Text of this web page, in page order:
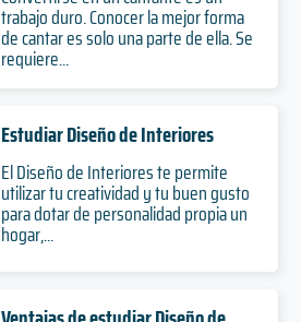
trabajo duro. Conocer la mejor forma
de cantar es solo una parte de ella. Se
requiere...
Estudiar Diseño de Interiores
El Diseño de Interiores te permite
utilizar tu creatividad y tu buen gusto
para dotar de personalidad propia un
hogar,...